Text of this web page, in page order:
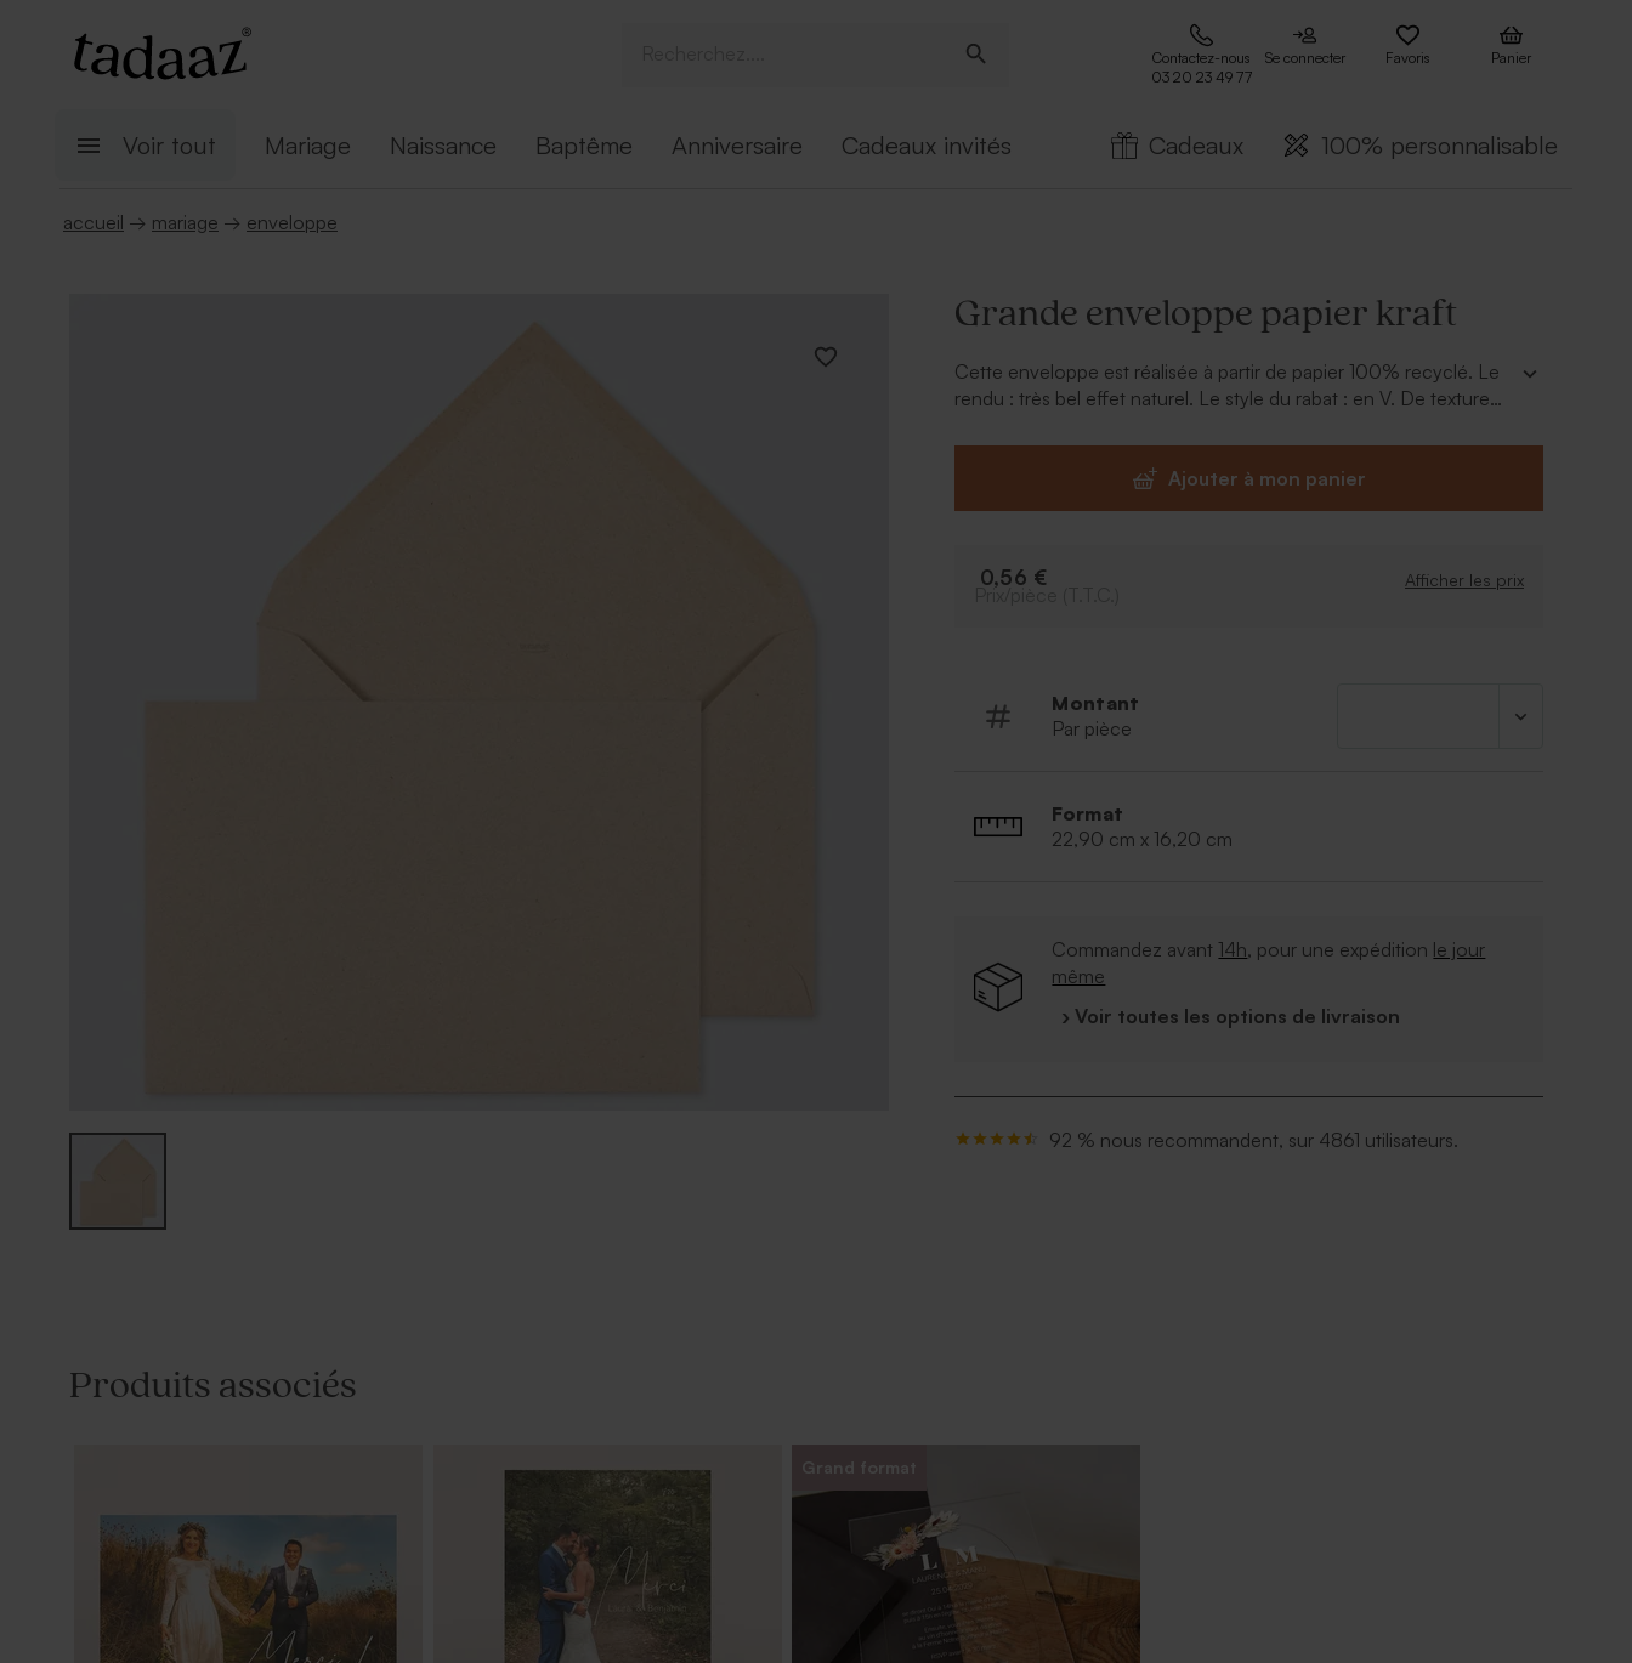
Contactez-nous
03 20 23 49 77
Se connecter Favoris Panier
Voir tout Mariage Naissance Baptême Anniversaire Cadeaux invités Cadeaux 100% personnalisable
accueil → mariage → enveloppe
Grande enveloppe papier kraft
Cette enveloppe est réalisée à partir de papier 100% recyclé. Le
rendu : très bel effet naturel. Le style du rabat : en V. De texture
plaisir et écologie.
Ajouter à mon panier
0,56 € Afficher les prix
Montant
Par pièce
Format
22,90 cm x 16,20 cm
Commandez avant 14h, pour une expédition le jour
même
› Voir toutes les options de livraison
92 % nous recommandent, sur 4861 utilisateurs.
Produits associés
Grand format